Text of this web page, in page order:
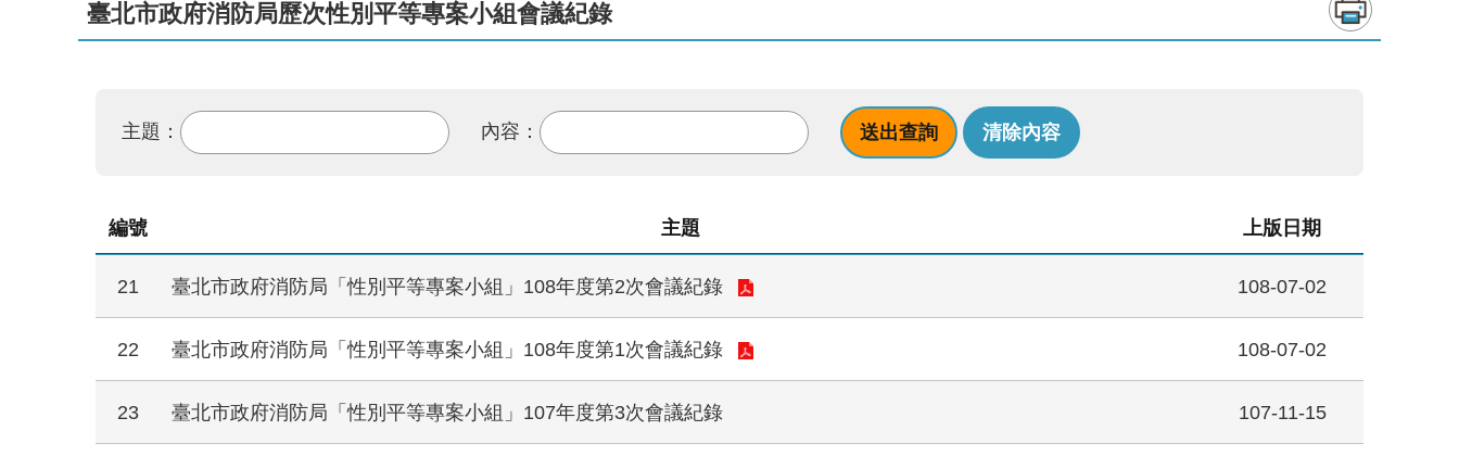
臺北市政府消防局歷次性別平等專案小組會議紀錄
主題： 內容：
編號 主題 上版日期
21 臺北市政府消防局「性別平等專案小組」108年度第2次會議紀錄 108-07-02
22 臺北市政府消防局「性別平等專案小組」108年度第1次會議紀錄 108-07-02
23 臺北市政府消防局「性別平等專案小組」107年度第3次會議紀錄 107-11-15